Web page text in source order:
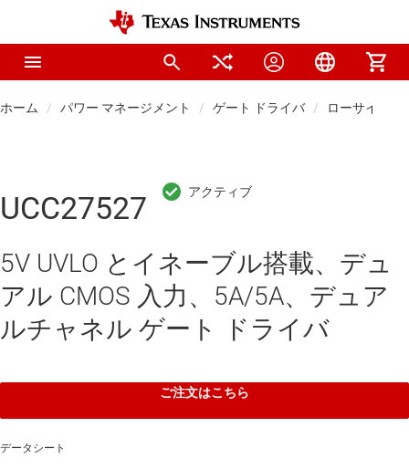
ホーム パワー マネージメント ゲート ドライバ ローサイド
UCC27527
5V UVLO とイネーブル搭載、デュ
アル CMOS 入力、5A/5A、デュア
ルチャネル ゲート ドライバ
ご注文はこちら
データシート